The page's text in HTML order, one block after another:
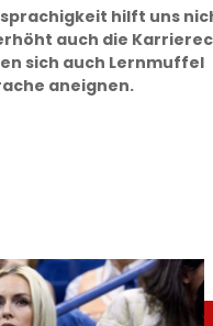
hilft uns
auch die
sich auch Lernmuffel
aneignen.